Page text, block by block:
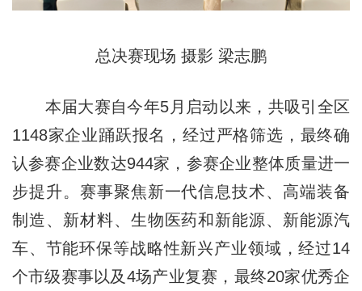
总决赛现场 摄影 梁志鹏
本届大赛自今年5月启动以来，共吸引全区
1148家企业踊跃报名，经过严格筛选，最终确
认参赛企业数达944家，参赛企业整体质量进一
步提升。赛事聚焦新一代信息技术、高端装备
制造、新材料、生物医药和新能源、新能源汽
车、节能环保等战略性新兴产业领域，经过14
个市级赛事以及4场产业复赛，最终20家优秀企